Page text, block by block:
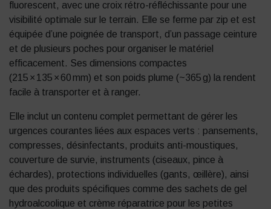
fluorescent, avec une croix rétro-réfléchissante pour une
visibilité optimale sur le terrain. Elle se ferme par zip et est
équipée d’une poignée de transport, d’un passage ceinture
et de plusieurs poches pour organiser le matériel
efficacement. Ses dimensions compactes
(215 × 135 × 60 mm) et son poids plume (~365 g) la rendent
facile à transporter et à ranger.
Elle inclut un contenu complet permettant de gérer les
urgences courantes liées aux espaces verts : pansements,
compresses, désinfectants, produits anti-moustiques,
couverture de survie, instruments (ciseaux, pince à
échardes), protections individuelles (gants, œillère), ainsi
que des produits spécifiques comme des sachets de gel
hydroalcoolique et crème réparatrice pour les petites